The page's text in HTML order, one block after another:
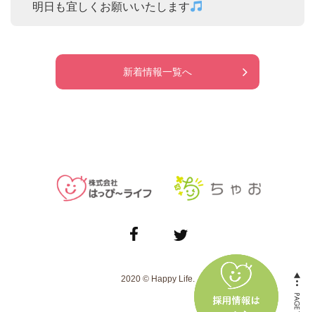
明日も宜しくお願いいたします
新着情報一覧へ
2020 © Happy Life.